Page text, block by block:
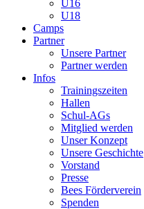
U16
U18
Camps
Partner
Unsere Partner
Partner werden
Infos
Trainingszeiten
Hallen
Schul-AGs
Mitglied werden
Unser Konzept
Unsere Geschichte
Vorstand
Presse
Bees Förderverein
Spenden